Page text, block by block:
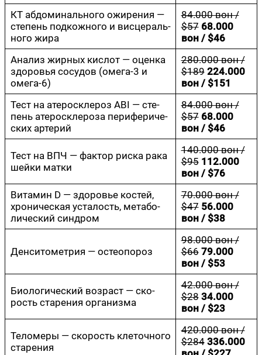
КТ абдо­ми­наль­но­го ожи­ре­ния —
сте­пень под­кож­но­го и вис­це­раль­
но­го жира
84.000 вон /
$57 68.000
вон / $46
Ана­лиз жир­ных кис­лот — оцен­ка
здо­ро­вья сосу­дов (омега‑3 и
омега‑6)
280.000 вон /
$189 224.000
вон / $151
Тест на ате­ро­скле­роз ABI — сте­
пень ате­ро­скле­ро­за пери­фе­ри­че­
ских артерий
84.000 вон /
$57 68.000
вон / $46
Тест на ВПЧ — фак­тор рис­ка рака
шей­ки матки
140.000 вон /
$95 112.000
вон / $76
Вита­мин D — здо­ро­вье костей,
хро­ни­че­ская уста­лость, мета­бо­
ли­че­ский синдром
70.000 вон /
$47 56.000
вон / $38
Ден­си­то­мет­рия — остеопороз
98.000 вон /
$66 79.000
вон / $53
Био­ло­ги­че­ский воз­раст — ско­
рость ста­ре­ния организма
42.000 вон /
$28 34.000
вон / $23
Тело­ме­ры — ско­рость кле­точ­но­го
старения
420.000 вон /
$284 336.000